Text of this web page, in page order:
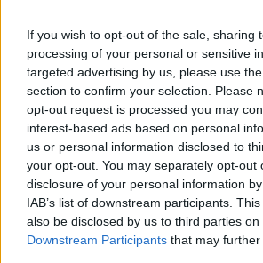
If you wish to opt-out of the sale, sharing
processing of your personal or sensitive
targeted advertising by us, please use
section to confirm your selection. Please
opt-out request is processed you may
interest-based ads based on personal
us or personal information disclosed to
your opt-out. You may separately opt-out
disclosure of your personal information
IAB’s list of downstream participants.
also be disclosed by us to third parties on
Downstream Participants that may
Petotiimi iski
Jämsänkosken Ilveksen ankkuri
sai lykkiä maalisuoralla
jotta pääsi juhlimaan
yhdessä Henri Jelosen kanssa.
uhkasivat Kouvolan
Nousiainen ja Vuokatti Ski
Jauhojärvi.